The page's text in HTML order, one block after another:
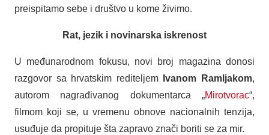
preispitamo sebe i društvo u kome živimo.
Rat, jezik i novinarska iskrenost
U međunarodnom fokusu, novi broj magazina donosi
razgovor sa hrvatskim rediteljem
Ivanom Ramljakom,
autorom nagrađivanog dokumentarca „Mirotvorac“,
filmom koji se, u vremenu obnove nacionalnih tenzija,
usuđuje da propituje šta zapravo znači boriti se za mir.